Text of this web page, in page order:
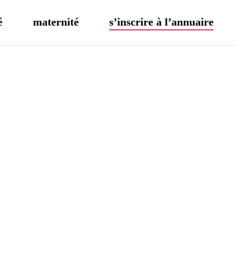
maternité s’inscrire à l’annuaire